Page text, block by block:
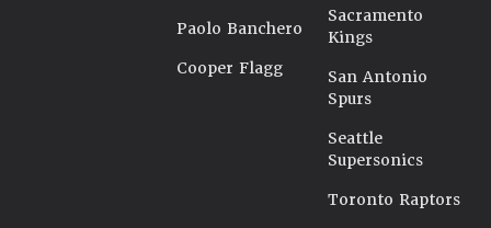
Paolo Banchero
Cooper Flagg
Sacramento
Kings
San Antonio
Spurs
Seattle
Supersonics
Toronto Raptors